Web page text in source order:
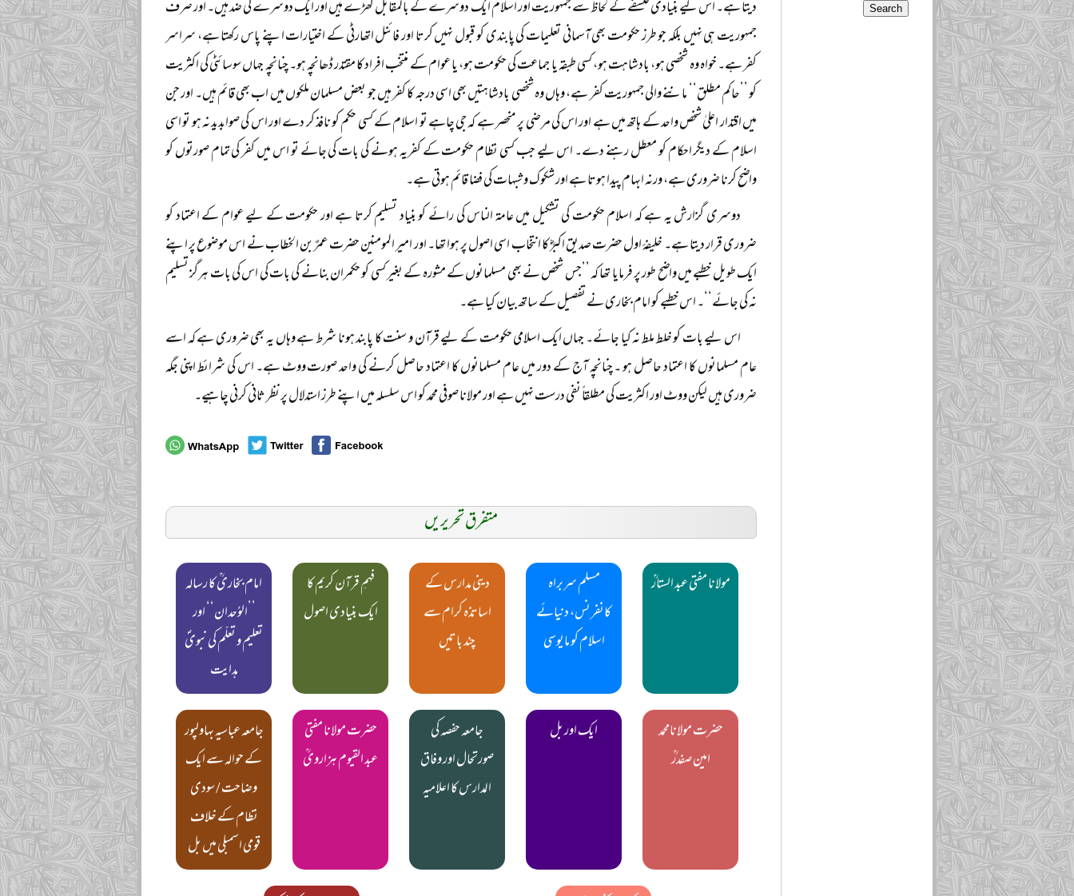
دیتا ہے۔ اس لیے بنیادی فلسفے کے لحاظ سے جمہوریت اور اسلام ایک دوسرے کے بالمقابل کھڑے ہیں اور ایک دوسرے کی ضد ہیں۔ اور صرف
جمہوریت ہی نہیں بلکہ جو طرز حکومت بھی آسمانی تعلیمات کی پابندی کو قبول نہیں کرتا اور فائنل اتھارٹی کے اختیارات اپنے پاس رکھتا ہے، سراسر
کفر ہے۔ خواہ وہ شخصی ہو، بادشاہت ہو، کسی طبقہ یا جماعت کی حکومت ہو، یا عوام کے منتخب افراد کا مقتدر ڈھانچہ ہو۔ چنانچہ جہاں سوسائٹی کی اکثریت
کو ’’حاکم مطلق‘‘ ماننے والی جمہوریت کفر ہے، وہاں وہ شخصی بادشاہتیں بھی اسی درجہ کا کفر ہیں جو بعض مسلمان ملکوں میں اب بھی قائم ہیں۔ اور جن
میں اقتدار اعلیٰ شخص واحد کے ہاتھ میں ہے اور اس کی مرضی پر منحصر ہے کہ جی چاہے تو اسلام کے کسی حکم کو نافذ کر دے اور اس کی صوابدید نہ ہو تو اسی
اسلام کے دیگر احکام کو معطل رہنے دے۔ اس لیے جب کسی نظام حکومت کے کفریہ ہونے کی بات کی جائے تو اس میں کفر کی تمام صورتوں کو
واضح کرنا ضروری ہے، ورنہ ابہام پیدا ہوتا ہے اور شکوک و شبہات کی فضا قائم ہوتی ہے۔
دوسری گزارش یہ ہے کہ اسلام حکومت کی تشکیل میں عامۃ الناس کی رائے کو بنیاد تسلیم کرتا ہے اور حکومت کے لیے عوام کے اعتماد کو
ضروری قرار دیتا ہے۔ خلیفۂ اول حضرت صدیق اکبرؓ کا انتخاب اسی اصول پر ہوا تھا۔ اور امیر المومنین حضرت عمرٌ بن الخطاب نے اس موضوع پر اپنے
ایک طویل خطبے میں واضح طور پر فرمایا تھا کہ ’’جس شخص نے بھی مسلمانوں کے مشورہ کے بغیر کسی کو حکمران بنانے کی بات کی اس کی بات ہرگز تسلیم
نہ کی جائے‘‘۔ اس خطبے کو امام بخاری نے تفصیل کے ساتھ بیان کیا ہے۔
اس لیے بات کو خلط ملط نہ کیا جائے۔ جہاں ایک اسلامی حکومت کے لیے قرآن و سنت کا پابند ہونا شرط ہے وہاں یہ بھی ضروری ہے کہ اسے
عام مسلمانوں کا اعتماد حاصل ہو ۔ چنانچہ آج کے دور میں عام مسلمانوں کا اعتماد حاصل کرنے کی واحد صورت ووٹ ہے۔ اس کی شرائط اپنی جگہ
ضروری ہیں لیکن ووٹ اور اکثریت کی مطلقاً نفی درست نہیں ہے اور مولانا صوفی محمد کو اس سلسلہ میں اپنے طرز استدلال پر نظر ثانی کرنی چاہیے۔
متفرق تحریریں
مولانا مفتی عبد الستارؒ
مسلم سربراہ
کانفرنس، دنیائے
اسلام کو مایوسی
دینی مدارس کے
اساتذہ کرام سے
چند باتیں
فہمِ قرآن کریم کا
ایک بنیادی اصول
امام بخاریؒ کا رسالہ
’’الوُحدان‘‘ اور
تعلیم و تعلّم کی نبویؐ
ہدایت
حضرت مولانامحمد
امین صفدرؒ
ایک اور بل
جامعہ حفصہ کی
صورتحال اور وفاق
المدارس کا اعلامیہ
حضرت مولانا مفتی
عبد القیوم ہزارویؒ
جامعہ عباسیہ بہاولپور
کے حوالہ سے ایک
وضاحت / سودی
نظام کے خلاف
قومی اسمبلی میں بل